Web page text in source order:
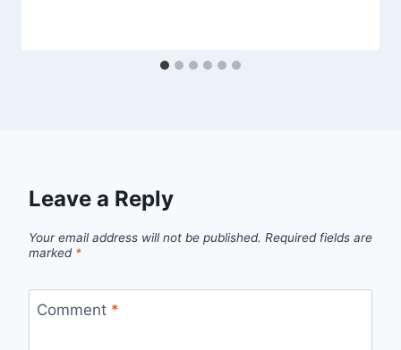
Leave a Reply
Your email address will not be published. Required fields are
marked *
Comment *